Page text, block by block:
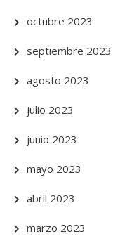
octubre 2023
septiembre 2023
agosto 2023
julio 2023
junio 2023
mayo 2023
abril 2023
marzo 2023